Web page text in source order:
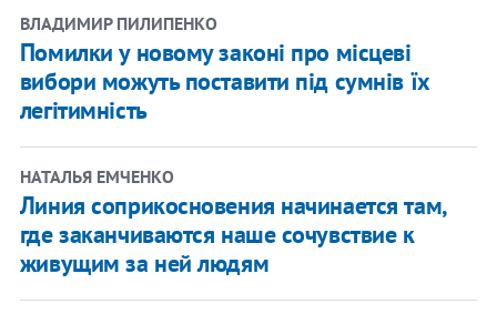
ВЛАДИМИР ПИЛИПЕНКО
Помилки у новому законі про місцеві
вибори можуть поставити під сумнів їх
легітимність
НАТАЛЬЯ ЕМЧЕНКО
Линия соприкосновения начинается там,
где заканчиваются наше сочувствие к
живущим за ней людям